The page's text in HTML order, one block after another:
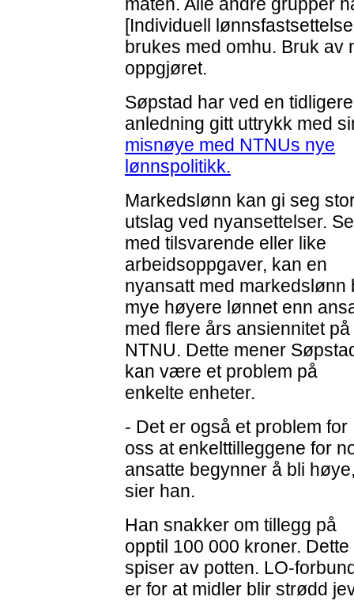
[Individuell
brukes med omhu. Bruk av
oppgjøret.
Søpstad har ved en tidligere
anledning gitt uttrykk med
misnøye med NTNUs nye
lønnspolitikk.
Markedslønn kan gi seg
utslag ved nyansettelser.
med tilsvarende eller like
arbeidsoppgaver, kan en
nyansatt med markedslønn
mye høyere lønnet enn
med flere års ansiennitet på
NTNU. Dette mener
kan være et problem på
enkelte enheter.
- Det er også et problem for
oss at enkelttilleggene for
ansatte begynner å bli
sier han.
Han snakker om tillegg på
opptil 100 000 kroner. Dette
spiser av potten. LO-
er for at midler blir strødd